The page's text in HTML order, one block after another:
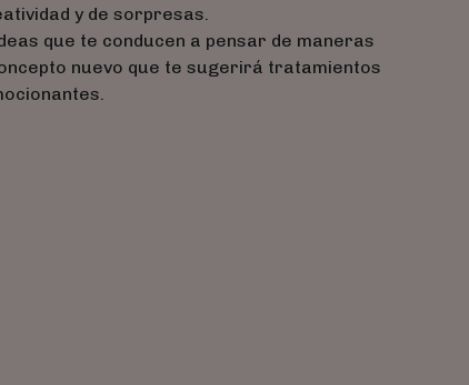
y de sorpresas.
que te conducen a pensar de maneras
nuevo que te sugerirá tratamientos